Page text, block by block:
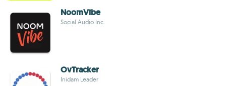
NoomVibe
Social Audio Inc.
OvTracker
Inidam Leader